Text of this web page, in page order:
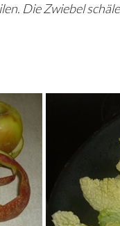
Die Zwiebel